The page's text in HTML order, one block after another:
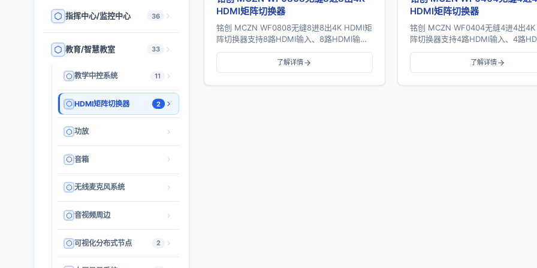
指挥中心/监控中心 36
教育/智慧教室 33
教学中控系统 11
HDMI矩阵切换器 2
功放
音箱
无线麦克风系统
音视频周边
可视化分布式节点 2
HDMI矩阵切换器
铭创 MCZN WF0808无缝8进8出4K HDMI矩
阵切换器支持8路HDMI输入、8路HDMI输
出，具备4K@30Hz高清传输、无缝切换、电
视拼接、音频解嵌...了解详情
HDMI矩阵切换器
铭创 MCZN WF0404无缝4进4出4K
阵切换器支持4路HDMI输入、4路
出，具备4K@30Hz高清传输、无缝
视拼接、画面分割...了解详情